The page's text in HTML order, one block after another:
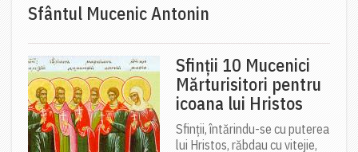
Sfântul Mucenic Antonin
Sfinții 10 Mucenici
Mărturisitori pentru
icoana lui Hristos
Sfinții, întărindu-se cu puterea
lui Hristos, răbdau cu vitejie,